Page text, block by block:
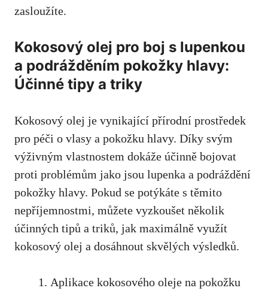
zasloužíte.
Kokosový olej pro boj s lupenkou
a podrážděním pokožky hlavy:
Účinné tipy a triky
Kokosový olej je vynikající přírodní prostředek
pro péči o vlasy a pokožku hlavy. Díky svým
výživným vlastnostem dokáže účinně bojovat
proti problémům jako jsou lupenka a podráždění
pokožky hlavy. Pokud se potýkáte s těmito
nepříjemnostmi, můžete vyzkoušet několik
účinných tipů a triků, jak maximálně využít
kokosový olej a dosáhnout skvělých výsledků.
Aplikace kokosového oleje na pokožku